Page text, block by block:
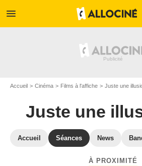
menu
Accueil Cinéma Films à l'affiche Juste une
Juste une
Accueil Séances News
À PROXIMITÉ